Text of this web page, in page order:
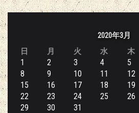
2020年3月
日
月 火 水 木
1 2 3 4 5
8
9 10 11 12
15
16 17 18 19
22
23 24 25 26
29
30
31